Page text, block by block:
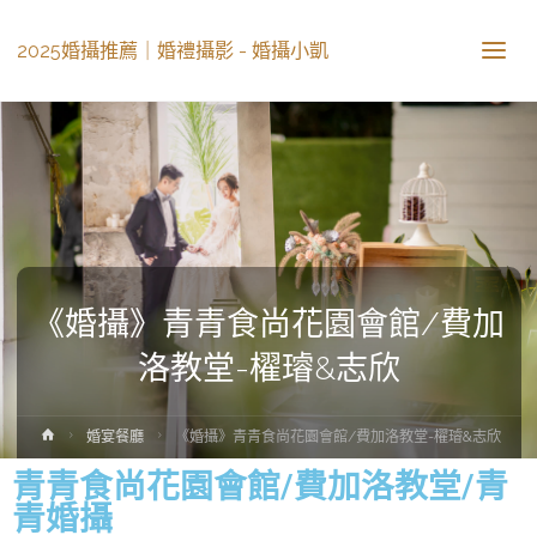
2025婚攝推薦｜婚禮攝影 - 婚攝小凱
《婚攝》青青食尚花園會館/費加
洛教堂-櫂璿&志欣
婚宴餐廳 《婚攝》青青食尚花園會館/費加洛教堂-櫂璿&志欣
青青食尚花園會館/費加洛教堂/青
青婚攝